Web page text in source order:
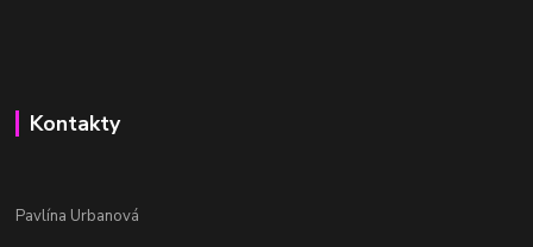
Kontakty
Pavlína Urbanová